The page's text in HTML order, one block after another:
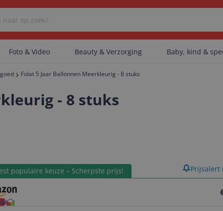
Er zijn geen categorieën gevonden.
Er zijn geen artikelen gevonden.
Foto & Video Beauty & Verzorging Baby, kind &
Folat 5 Jaar Ballonnen Meerkleurig - 8 stuks
- 8 stuks
populaire keuze – Scherpste prijs! Prijsalert